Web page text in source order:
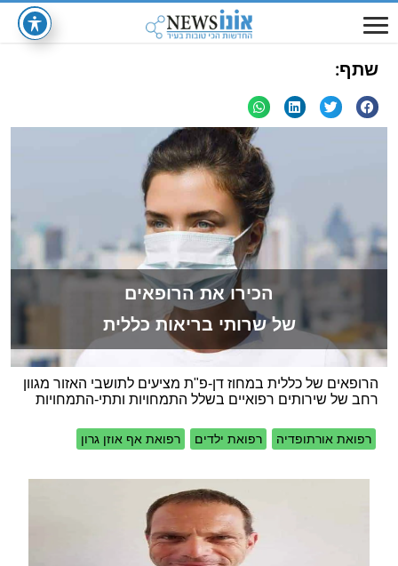
שתף:
הכירו את הרופאים
של שרותי בריאות כללית
הרופאים של כללית במחוז דן-פ"ת מציעים לתושבי האזור מגוון
רחב של שירותים רפואיים בשלל התמחויות ותתי-התמחויות
רפואת אורתופדיה רפואת ילדים רפואת אף אוזן גרון